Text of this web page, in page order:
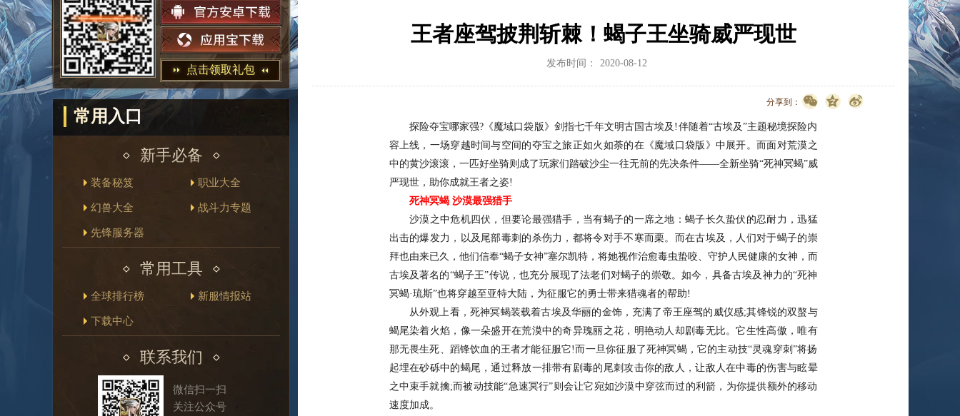
点击领取礼包
常用入口
新手必备
装备秘笈 职业大全
幻兽大全 战斗力专题
先锋服务器
常用工具
全球排行榜 新服情报站
下载中心
联系我们
微信扫一扫
关注公众号
王者座驾披荆斩棘！蝎子王坐骑威严现世
发布时间： 2020-08-12
分享到：
探险夺宝哪家强?《魔域口袋版》剑指七千年文明古国古埃及!伴随着“古埃及”主题秘境探险内
容上线，一场穿越时间与空间的夺宝之旅正如火如荼的在《魔域口袋版》中展开。而面对荒漠之
中的黄沙滚滚，一匹好坐骑则成了玩家们踏破沙尘一往无前的先决条件——全新坐骑“死神冥蝎”威
严现世，助你成就王者之姿!
死神冥蝎 沙漠最强猎手
沙漠之中危机四伏，但要论最强猎手，当有蝎子的一席之地：蝎子长久蛰伏的忍耐力，迅猛
出击的爆发力，以及尾部毒刺的杀伤力，都将令对手不寒而栗。而在古埃及，人们对于蝎子的崇
拜也由来已久，他们信奉“蝎子女神”塞尔凯特，将她视作治愈毒虫蛰咬、守护人民健康的女神，而
古埃及著名的“蝎子王”传说，也充分展现了法老们对蝎子的崇敬。如今，具备古埃及神力的“死神
冥蝎·琉斯”也将穿越至亚特大陆，为征服它的勇士带来猎魂者的帮助!
从外观上看，死神冥蝎装载着古埃及华丽的金饰，充满了帝王座驾的威仪感;其锋锐的双螯与
蝎尾染着火焰，像一朵盛开在荒漠中的奇异瑰丽之花，明艳动人却剧毒无比。它生性高傲，唯有
那无畏生死、蹈锋饮血的王者才能征服它!而一旦你征服了死神冥蝎，它的主动技“灵魂穿刺”将扬
起埋在砂砾中的蝎尾，通过释放一排带有剧毒的尾刺攻击你的敌人，让敌人在中毒的伤害与眩晕
之中束手就擒;而被动技能“急速冥行”则会让它宛如沙漠中穿弦而过的利箭，为你提供额外的移动
速度加成。